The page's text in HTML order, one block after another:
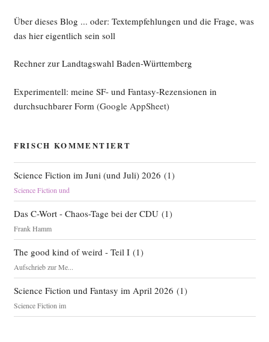
Über dieses Blog ... oder: Textempfehlungen und die Frage, was
das hier eigentlich sein soll
Rechner zur Landtagswahl Baden-Württemberg
Experimentell: meine SF- und Fantasy-Rezensionen in
durchsuchbarer Form (Google AppSheet)
FRISCH KOMMENTIERT
Science Fiction im Juni (und Juli) 2026 (1)
Science Fiction und
Das C-Wort - Chaos-Tage bei der CDU(1)
Frank Hamm
The good kind of weird - Teil I(1)
Aufschrieb zur Me...
Science Fiction und Fantasy im April 2026 (1)
Science Fiction im